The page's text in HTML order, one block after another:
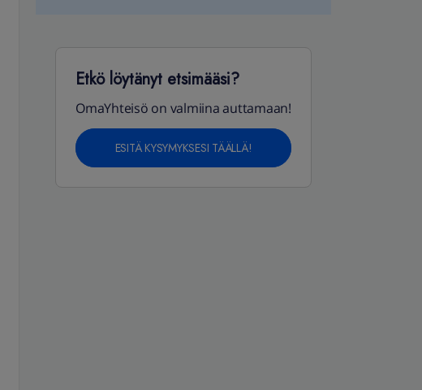
Etkö löytänyt etsimääsi?
OmaYhteisö on valmiina auttamaan!
ESITÄ KYSYMYKSESI TÄÄLLÄ!